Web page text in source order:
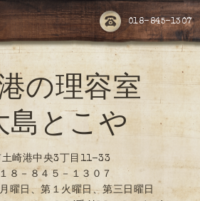
018-845-1307
の理容室
とこや
土崎港中央3丁目11-33
－８４５－１３０７
日、第１火曜日、第三日曜日